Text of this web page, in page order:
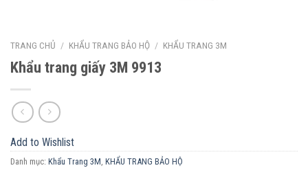
TRANG CHỦ / KHẨU TRANG BẢO HỘ / KHẨU TRANG 3M
Khẩu trang giấy 3M 9913
Add to Wishlist
Danh mục: Khẩu Trang 3M, KHẨU TRANG BẢO HỘ